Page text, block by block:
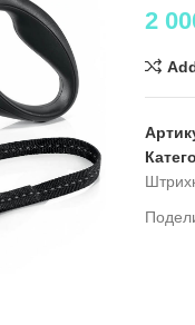
2